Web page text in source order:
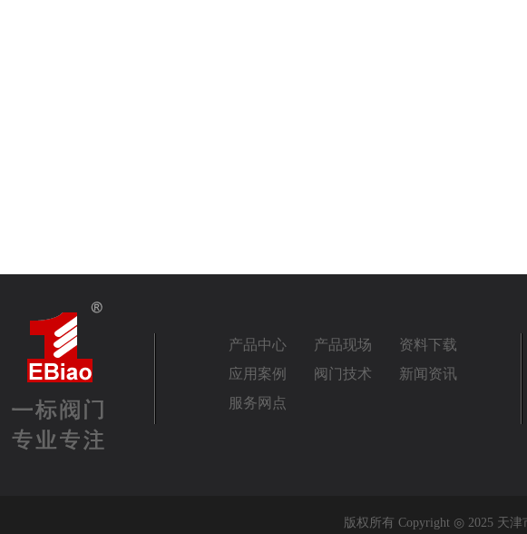
产品中心 产品现场
资料下载
应用案例
阀门技术
新闻资讯
服务网点
版权所有 Copyright ◎ 2025 天津